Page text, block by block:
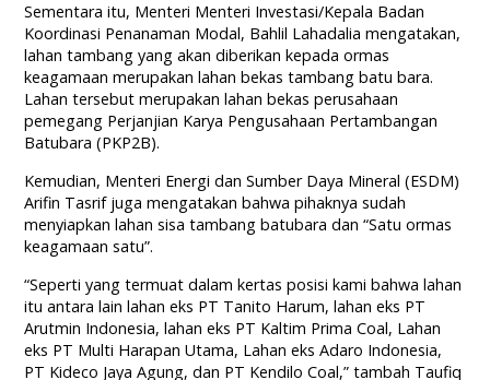
Sementara itu, Menteri Menteri Investasi/Kepala Badan
Koordinasi Penanaman Modal, Bahlil Lahadalia mengatakan,
lahan tambang yang akan diberikan kepada ormas
keagamaan merupakan lahan bekas tambang batu bara.
Lahan tersebut merupakan lahan bekas perusahaan
pemegang Perjanjian Karya Pengusahaan Pertambangan
Batubara (PKP2B).
Kemudian, Menteri Energi dan Sumber Daya Mineral (ESDM)
Arifin Tasrif juga mengatakan bahwa pihaknya sudah
menyiapkan lahan sisa tambang batubara dan “Satu ormas
keagamaan satu”.
“Seperti yang termuat dalam kertas posisi kami bahwa lahan
itu antara lain lahan eks PT Tanito Harum, lahan eks PT
Arutmin Indonesia, lahan eks PT Kaltim Prima Coal, Lahan
eks PT Multi Harapan Utama, Lahan eks Adaro Indonesia,
PT Kideco Jaya Agung, dan PT Kendilo Coal,” tambah Taufiq